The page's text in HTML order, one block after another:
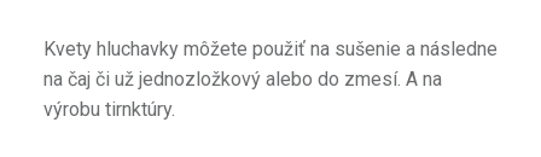
Kvety hluchavky môžete použiť na sušenie a následne
na čaj či už jednozložkový alebo do zmesí. A na
výrobu tirnktúry.